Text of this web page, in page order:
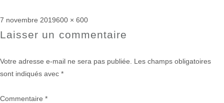
Publié
le
7 novembre 2019Taille
réelle
600 × 600
Laisser un commentaire
Votre adresse e-mail ne sera pas publiée.
Les champs obligatoires
sont indiqués avec *
Commentaire *